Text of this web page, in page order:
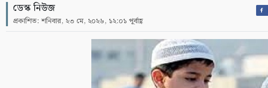
ডেস্ক নিউজ
প্রকাশিত: শনিবার, ২৩ মে, ২০২৬, ১২:০১ পূর্বাহ্ণ